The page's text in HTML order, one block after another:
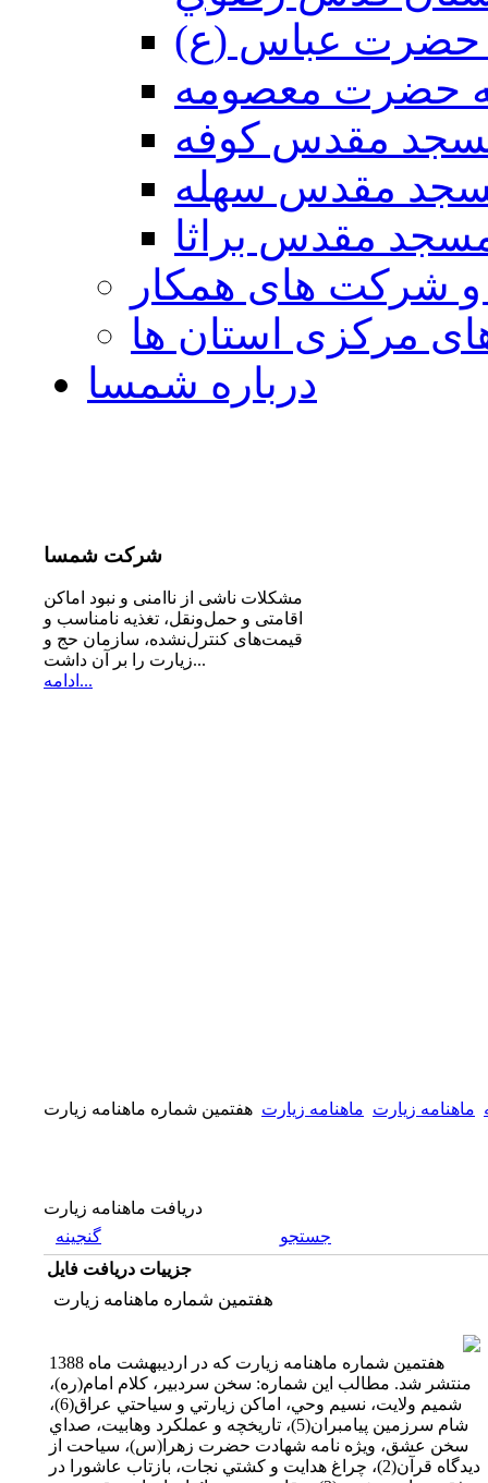
حضرت عباس (ع)
حضرت معصومه
مقدس كوفه
مقدس سهله
مقدس براثا
و شرکت های همکار
مرکزی استان ها
درباره شمسا
شرکت شمسا
مشكلات ناشی از ناامنی و نبود اماكن
اقامتی و حمل‌ونقل، تغذیه‌ نامناسب و
قیمت‌های كنترل‌نشده، سازمان حج و
زیارت را بر آن داشت...
ادامه...
ماهنامه زیارت ماهنامه زیارت هفتمين شماره ماهنامه زيارت
دریافت ماهنامه زیارت
گنجینه
جستجو
جزییات دریافت فایل
هفتمين شماره ماهنامه زيارت که در اردیبهشت ماه 1388
منتشر شد. مطالب اين شماره: سخن سردبير، كلام امام(ره)،
شميم ولايت، نسيم وحي، اماكن زيارتي و سياحتي عراق(6)،
شام سرزمين پيامبران(5)، تاريخچه و عملكرد وهابيت، صداي
سخن عشق، ويژه نامه شهادت حضرت زهرا(س)، سياحت از
ديدگاه قرآن(2)، چراغ هدايت و كشتي نجات، بازتاب عاشورا در